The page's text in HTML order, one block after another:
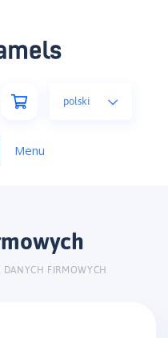
polski
DANYCH FIRMOWYCH